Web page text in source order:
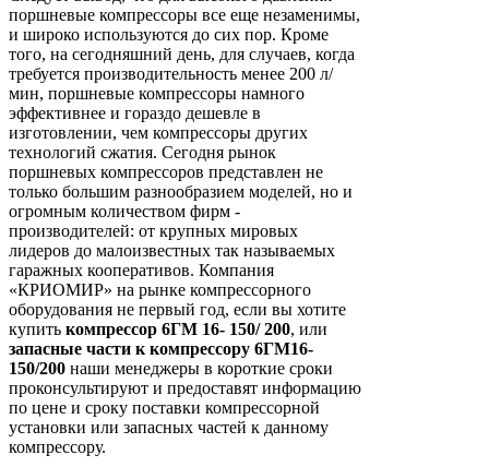
поршневые компрессоры все еще незаменимы,
и широко используются до сих пор. Кроме
того, на сегодняшний день, для случаев, когда
требуется производительность менее 200 л/
мин, поршневые компрессоры намного
эффективнее и гораздо дешевле в
изготовлении, чем компрессоры других
технологий сжатия. Сегодня рынок
поршневых компрессоров представлен не
только большим разнообразием моделей, но и
огромным количеством фирм -
производителей: от крупных мировых
лидеров до малоизвестных так называемых
гаражных кооперативов. Компания
«КРИОМИР» на рынке компрессорного
оборудования не первый год, если вы хотите
купить компрессор 6ГМ 16- 150/ 200, или
запасные части к компрессору 6ГМ16-
150/200 наши менеджеры в короткие сроки
проконсультируют и предоставят информацию
по цене и сроку поставки компрессорной
установки или запасных частей к данному
компрессору.